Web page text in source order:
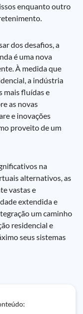
enquanto outro
dos desafios, a
é uma nova
À medida que
a indústria
mais fluídas e
as novas
e inovações
proveito de um
na
alternativos, as
vastas e
extendida e
um caminho
residencial e
seus sistemas